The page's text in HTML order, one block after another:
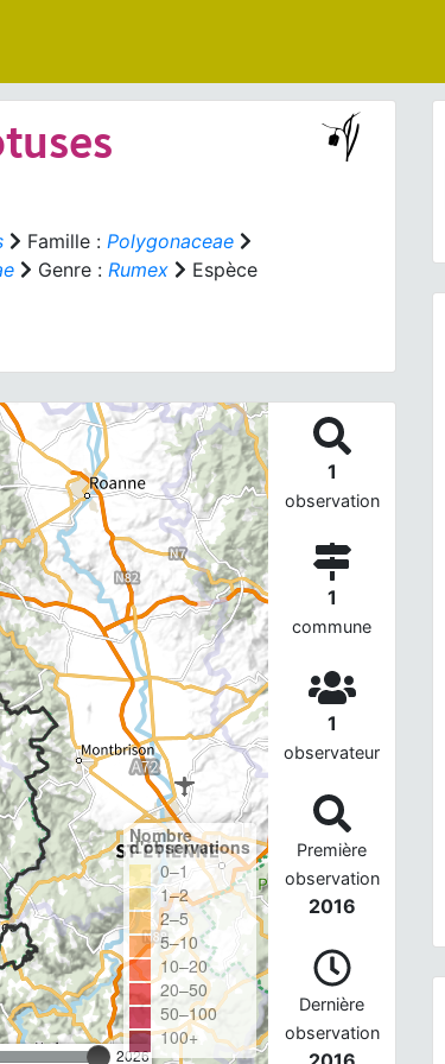
Famille : Polygonaceae
Genre : Rumex
Espèce
2026
Nombre
d'observations
0–1
1–2
2–5
5–10
10–20
20–50
50–100
100+
1
observation
1
commune
1
observateur
Première
observation
2016
Dernière
observation